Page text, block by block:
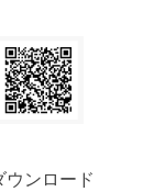
ンロード